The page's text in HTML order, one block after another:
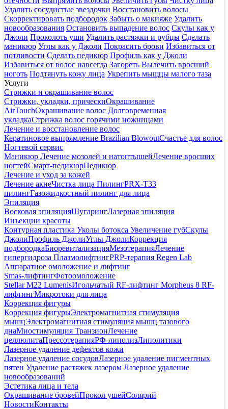
Удалить сосудистые звездочки Восстановить волосы
Скорректировать подбородок Забыть о макияже Удалить
новообразования Остановить выпадение волос Скулы как у
Джоли Проколоть уши Удалить растяжки и рубцы Сделать
маникюр Углы как у Джоли Покрасить брови Избавиться от
потливости Сделать педикюр Профиль как у Джоли
Избавиться от волос навсегда Загореть Вылечить вросший
ноготь Подтянуть кожу лица Укрепить мыщцы малого таза
Услуги
Стрижки и окрашивание волос
Стрижки, укладки, прическиОкрашивание
AirTouchОкрашивание волос Долговременная
укладкаСтрижка волос горячими ножницами
Лечение и восстановление волос
Кератиновое выпрямление Brazilian BlowoutСчастье для волос
Ногтевой сервис
Маникюр Лечение мозолей и натоптышейЛечение вросших
ногтейСмарт-педикюрПедикюр
Лечение и уход за кожей
Лечение акнеЧистка лица ПилингPRX-T33
пилингГазожидкостный пилинг для лица
Эпиляция
Восковая эпиляцияШугарингЛазерная эпиляция
Инъекции красоты
Контурная пластика Уколы ботокса Увеличение губСкулы
ДжолиПрофиль ДжолиУглы ДжолиКоррекция
подбородкаБиоревитализацияМезотерапияЛечение
гипергидроза ПлазмолифтингPRP-терапия Regen Lab
Аппаратное омоложение и лифтинг
Smas-лифтингФотоомоложение
Stellar M22 LumenisИгольчатый RF-лифтинг Morpheus 8 RF-
лифтингМикротоки для лица
Коррекция фигуры
Коррекция фигурыЭлектромагнитная стимуляция
мышцЭлектромагнитная стимуляция мышц тазового
днаМиостимуляция ТранзионЛечение
целлюлитаПрессотерапияРФ-липолизЛиполитики
Лазерное удаление дефектов кожи
Лазерное удаление сосудовЛазерное удаление пигментных
пятен Удаление растяжек лазером Лазерное удаление
новообразований
Эстетика лица и тела
Окрашивание бровейПрокол ушейСолярий
НовостиКонтакты